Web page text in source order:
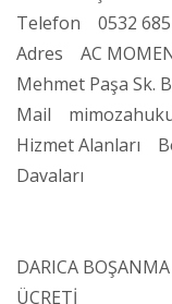
Telefon 0532 685
Adres AC
Mehmet Paşa Sk.
Mail
Hizmet Alanları
Davaları
DARICA
ÜCRETİ